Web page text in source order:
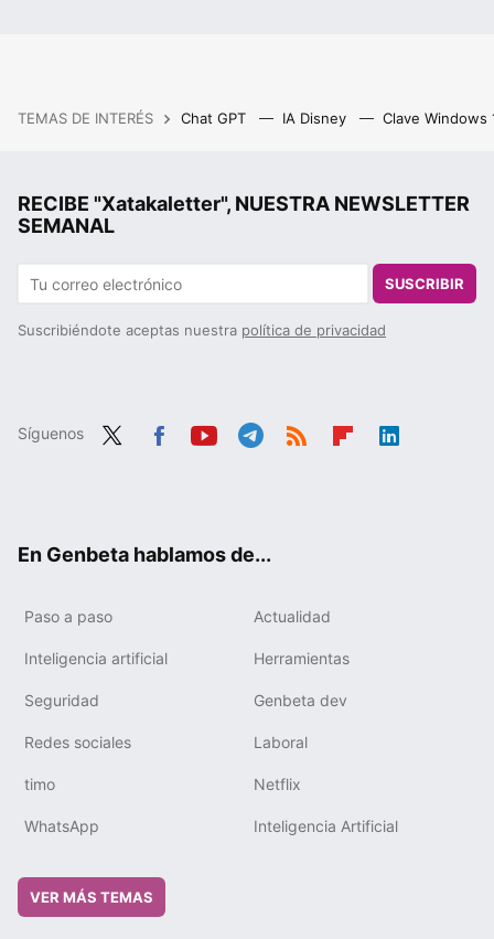
TEMAS DE INTERÉS Chat GPT IA Disney Clave Windows
RECIBE "Xatakaletter", NUESTRA NEWSLETTER
SEMANAL
SUSCRIBIR
Suscribiéndote aceptas nuestra política de privacidad
Síguenos
En Genbeta hablamos de...
Paso a paso Actualidad
Inteligencia artificial Herramientas
Seguridad Genbeta dev
Redes sociales Laboral
timo Netflix
WhatsApp Inteligencia Artificial
VER MÁS TEMAS